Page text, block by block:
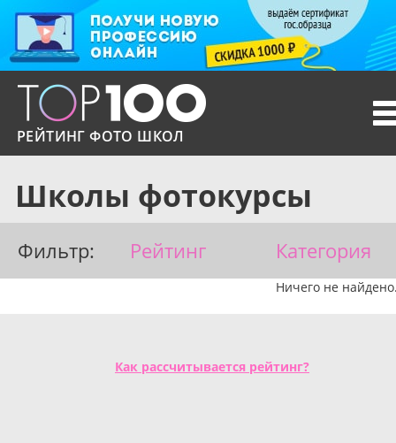
РЕЙТИНГ ФОТО ШКОЛ
Школы фотокурсы
Фильтр: Рейтинг Категория
Ничего не
Как рассчитывается рейтинг?